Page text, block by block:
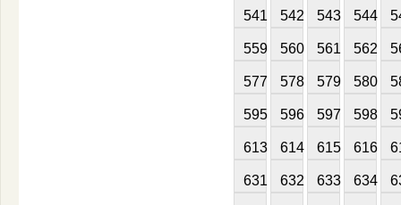
541 542 543 544
559 560 561 562
577 578 579 580
595 596 597 598
613 614 615 616
631 632 633 634